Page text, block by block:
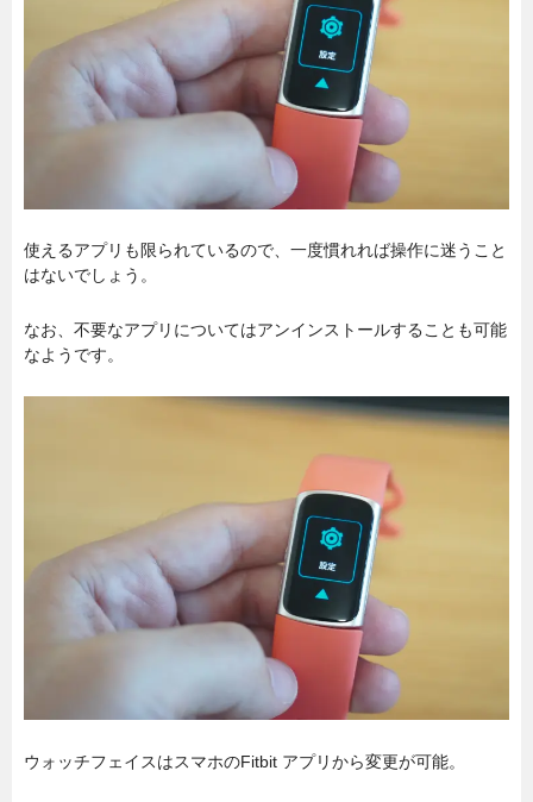
使えるアプリも限られているので、一度慣れれば操作に迷うこと
はないでしょう。
なお、不要なアプリについてはアンインストールすることも可能
なようです。
ウォッチフェイスはスマホのFitbit アプリから変更が可能。